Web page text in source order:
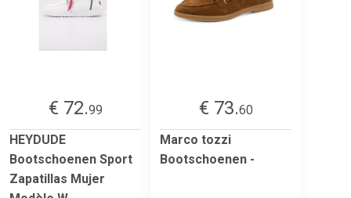
€ 72.99
HEYDUDE
Bootschoenen Sport
Zapatillas Mujer
€ 73.60
Marco tozzi
Bootschoenen -